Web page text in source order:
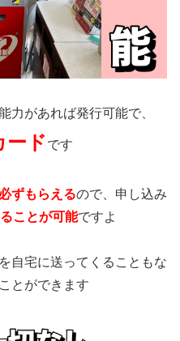
力があれば発行可能で、
ード です
ずもらえるので、申し込み
ことが可能ですよ
自宅に送ってくることもな
ことができます